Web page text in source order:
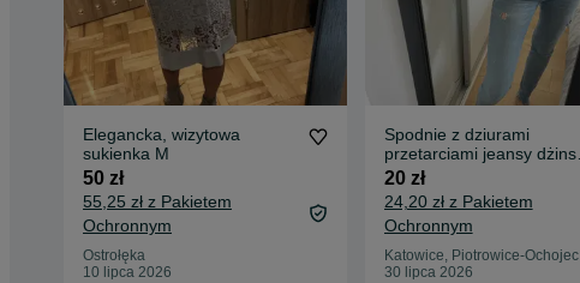
Elegancka, wizytowa
sukienka M
50 zł
55,25 zł z Pakietem
Ochronnym
Ostrołęka
10 lipca 2026
Spodnie z dziurami
przetarciami jeansy dżinsy
niebieskie Mavi
20 zł
24,20 zł z Pakietem
Ochronnym
Katowice, Piotrowice-Ochojec
30 lipca 2026